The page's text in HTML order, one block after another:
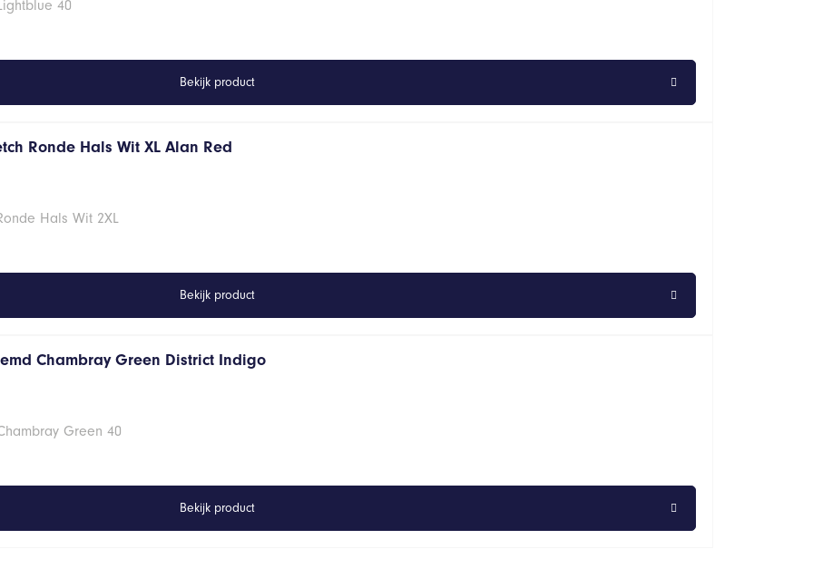
40
Bekijk product
Ronde Hals Wit XL Alan Red
Hals Wit 2XL
Bekijk product
Chambray Green District Indigo
Green 40
Bekijk product